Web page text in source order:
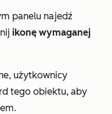
panelu najedź
ikonę wymaganej
użytkownicy
tego obiektu, aby